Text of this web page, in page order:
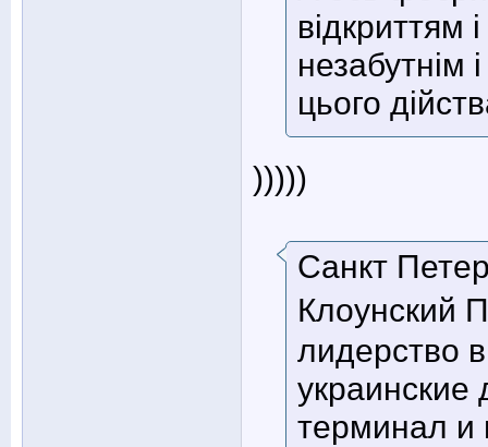
відкриттям
незабутнім
цього
)))))
Санкт
лидерство
терминал и